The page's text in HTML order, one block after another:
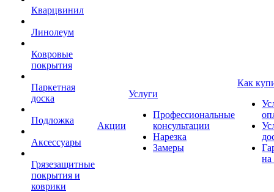
Кварцвинил
Линолеум
Ковровые
покрытия
Паркетная
доска
Подложка
Аксессуары
Грязезащитные
покрытия и
коврики
Акции
Услуги
Профессиональные
консультации
Нарезка
Замеры
Как
на